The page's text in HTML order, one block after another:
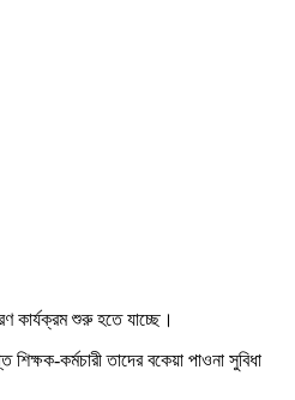
কার্যক্রম শুরু হতে যাচ্ছে।
কর্মচারী তাদের বকেয়া পাওনা সুবিধা